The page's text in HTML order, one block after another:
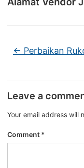
← Perbaikan
Leave a
Your email address will
Comment *